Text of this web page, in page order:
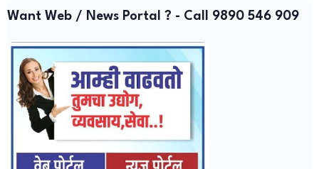
Want Web / News Portal ? - Call 9890 546 909